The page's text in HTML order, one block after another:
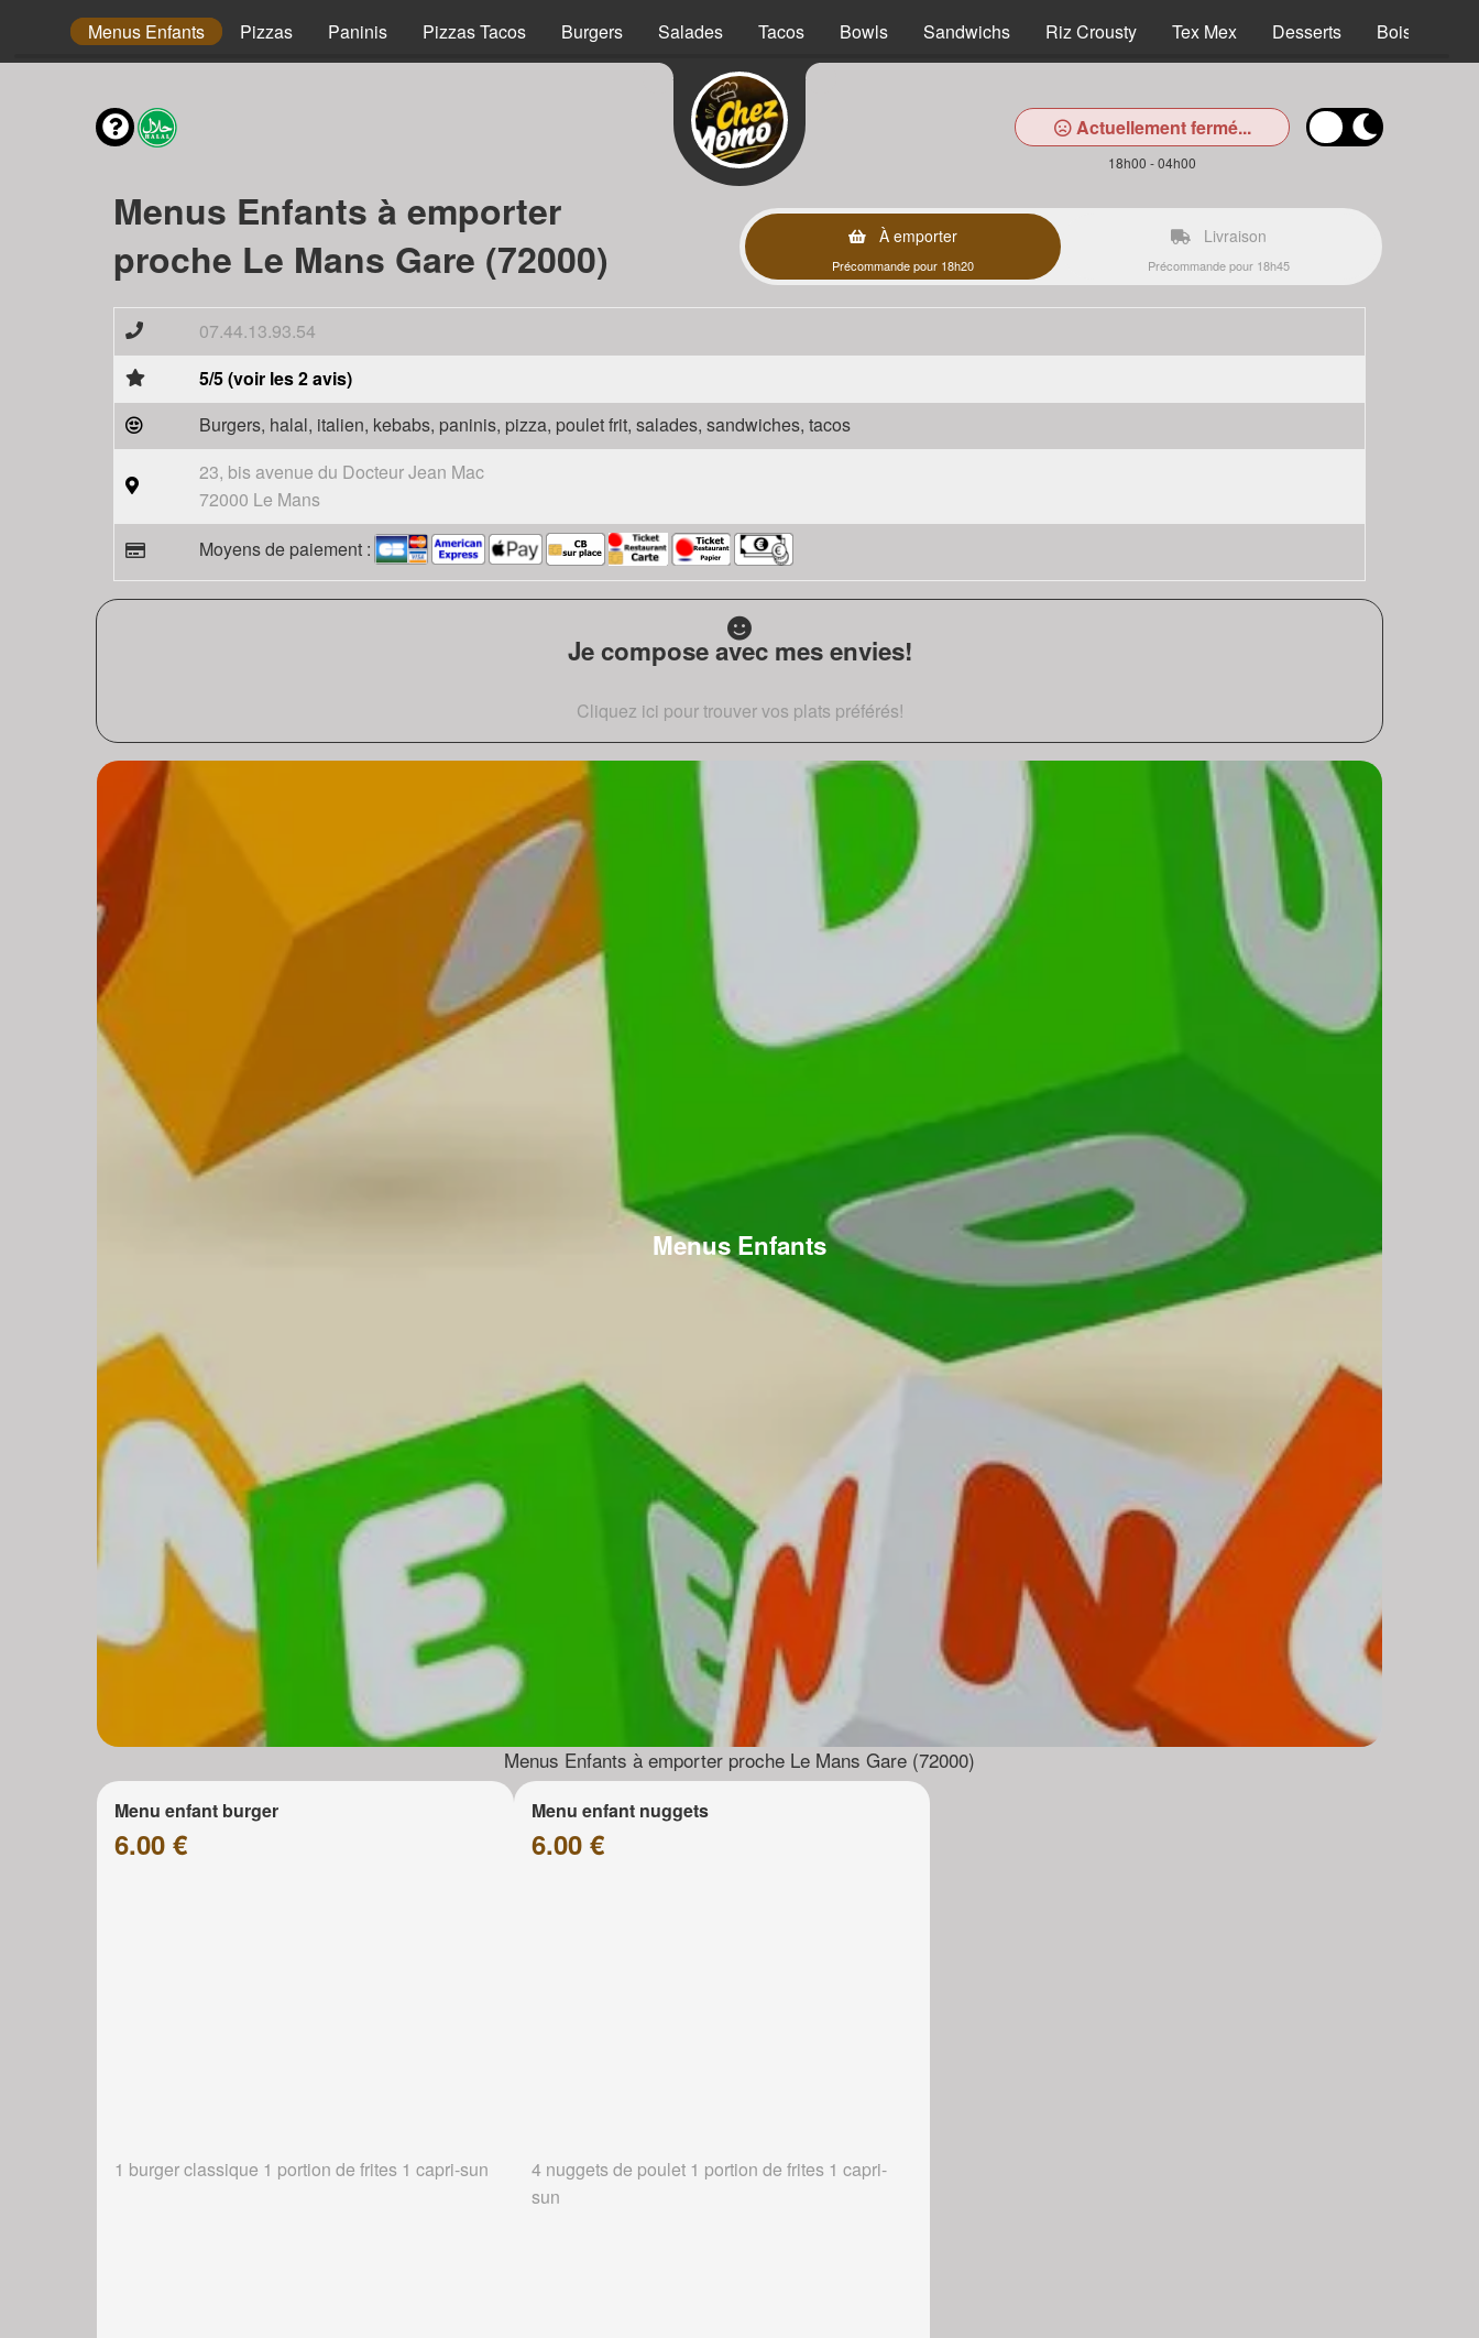
Menus Enfants Pizzas Paninis Pizzas Tacos Burgers Salades Tacos Bowls Sandwichs Riz Crousty Tex Mex Desserts Boissons
Actuellement fermé...
18h00 - 04h00
Menus Enfants à emporter
proche Le Mans Gare (72000)
À emporter
Précommande pour 18h20
Livraison
Précommande pour 18h45
07.44.13.93.54
5/5 (voir les 2 avis)
Burgers, halal, italien, kebabs, paninis, pizza, poulet frit, salades, sandwiches, tacos
23, bis avenue du Docteur Jean Mac
72000 Le Mans
Moyens de paiement :
Je compose avec mes envies!
Cliquez ici pour trouver vos plats préférés!
Menus Enfants
Menus Enfants à emporter proche Le Mans Gare (72000)
Menu enfant burger
6.00 €
1 burger classique 1 portion de frites 1 capri-sun
Menu enfant nuggets
6.00 €
4 nuggets de poulet 1 portion de frites 1 capri-
sun